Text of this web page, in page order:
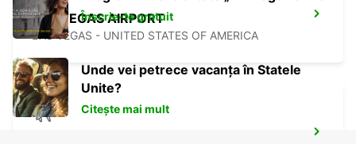
LAS VEGAS AIRPORT
LAS VEGAS - UNITED STATES OF AMERICA
Înscrie-te gratuit
Unde vei petrece vacanța în Statele
Unite?
Citește mai mult